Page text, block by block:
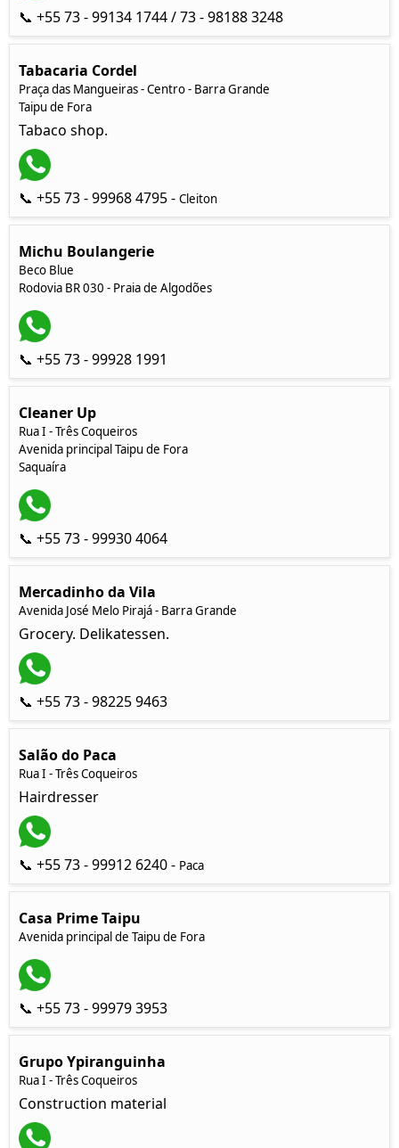
📞 +55 73 - 99134 1744 / 73 - 98188 3248
Tabacaria Cordel
Praça das Mangueiras - Centro - Barra Grande
Taipu de Fora
Tabaco shop.
📞 +55 73 - 99968 4795 - Cleiton
Michu Boulangerie
Beco Blue
Rodovia BR 030 - Praia de Algodões
📞 +55 73 - 99928 1991
Cleaner Up
Rua I - Três Coqueiros
Avenida principal Taipu de Fora
Saquaíra
📞 +55 73 - 99930 4064
Mercadinho da Vila
Avenida José Melo Pirajá - Barra Grande
Grocery. Delikatessen.
📞 +55 73 - 98225 9463
Salão do Paca
Rua I - Três Coqueiros
Hairdresser
📞 +55 73 - 99912 6240 - Paca
Casa Prime Taipu
Avenida principal de Taipu de Fora
📞 +55 73 - 99979 3953
Grupo Ypiranguinha
Rua I - Três Coqueiros
Construction material